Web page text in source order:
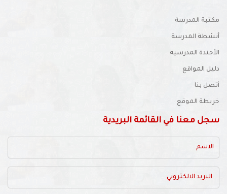
مكتبة المدرسة
أنشطة المدرسة
الأجندة المدرسية
دليل المواقع
أتصل بنا
خريطة الموقع
سجل معنا في القائمة البريدية